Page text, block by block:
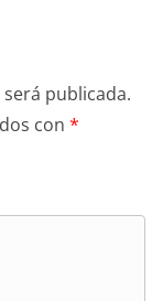
publicada.
con *